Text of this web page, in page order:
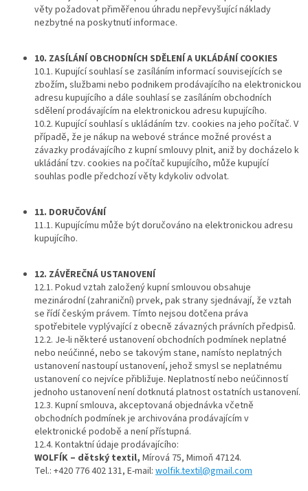
věty požadovat přiměřenou úhradu nepřevyšující náklady
nezbytné na poskytnutí informace.
10. ZASÍLÁNÍ OBCHODNÍCH SDĚLENÍ A UKLÁDÁNÍ COOKIES
10.1. Kupující souhlasí se zasíláním informací souvisejících se
zbožím, službami nebo podnikem prodávajícího na elektronickou
adresu kupujícího a dále souhlasí se zasíláním obchodních
sdělení prodávajícím na elektronickou adresu kupujícího.
10.2. Kupující souhlasí s ukládáním tzv. cookies na jeho počítač. V
případě, že je nákup na webové stránce možné provést a
závazky prodávajícího z kupní smlouvy plnit, aniž by docházelo k
ukládání tzv. cookies na počítač kupujícího, může kupující
souhlas podle předchozí věty kdykoliv odvolat.
11. DORUČOVÁNÍ
11.1. Kupujícímu může být doručováno na elektronickou adresu
kupujícího.
12. ZÁVĚREČNÁ USTANOVENÍ
12.1. Pokud vztah založený kupní smlouvou obsahuje
mezinárodní (zahraniční) prvek, pak strany sjednávají, že vztah
se řídí českým právem. Tímto nejsou dotčena práva
spotřebitele vyplývající z obecně závazných právních předpisů.
12.2. Je-li některé ustanovení obchodních podmínek neplatné
nebo neúčinné, nebo se takovým stane, namísto neplatných
ustanovení nastoupí ustanovení, jehož smysl se neplatnému
ustanovení co nejvíce přibližuje. Neplatností nebo neúčinností
jednoho ustanovení není dotknutá platnost ostatních ustanovení.
12.3. Kupní smlouva, akceptovaná objednávka včetně
obchodních podmínek je archivována prodávajícím v
elektronické podobě a není přístupná.
12.4. Kontaktní údaje prodávajícího:
WOLFÍK – dětský textil, Mírová 75, Mimoň 47124.
Tel.: +420 776 402 131, E-mail: wolfik.textil@gmail.com